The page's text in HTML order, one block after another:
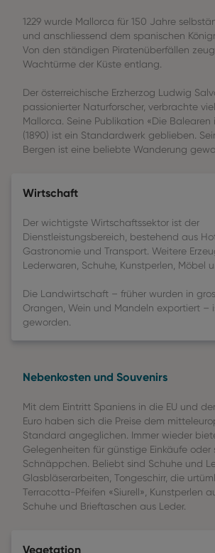
1229 wurde Mallorca für 150 Jahre
und anschliessend dem spanischen
Von den ständigen Piratenüberfällen
Wachtürme der Küste entlang.
Der österreichische Erzherzog Ludwig
passionierter Naturforscher, verbrachte
Mallorca. Seine Publikation «Die Balearen
(1890) ist ein Standardwerk geblieben.
Bergen ist eine beliebte Wanderung
Wirtschaft
Der wichtigste Wirtschaftssektor ist der
Dienstleistungsbereich, bestehend aus
Gastronomie und Transport. Weitere
Lederwaren, Schuhe, Kunstperlen, Möbel
Die Landwirtschaft – früher wurden in
Orangen, Wein und Mandeln exportiert –
geworden.
Nebenkosten und Souvenirs
Mit dem Eintritt Spaniens in die EU und
Euro haben sich die Preise dem
Standard angeglichen. Immer wieder
Gelegenheiten für günstige Einkäufe oder
Schnäppchen. Beliebt sind Schuhe und
Glasbläserarbeiten, Tongeschirr, die
Terracotta-Pfeifen «Siurell», Kunstperlen
Schuhe und Brieftaschen aus Leder.
Vegetation